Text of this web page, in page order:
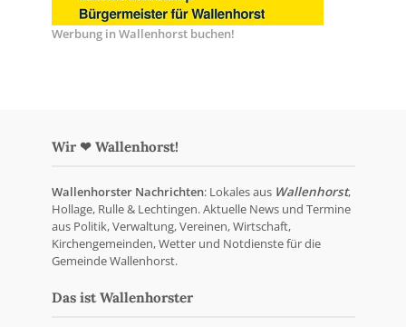
Werbung in Wallenhorst buchen!
Wir ❤ Wallenhorst!
Wallenhorster Nachrichten: Lokales aus Wallenhorst,
Hollage, Rulle & Lechtingen. Aktuelle News und Termine
aus Politik, Verwaltung, Vereinen, Wirtschaft,
Kirchengemeinden, Wetter und Notdienste für die
Gemeinde Wallenhorst.
Das ist Wallenhorster